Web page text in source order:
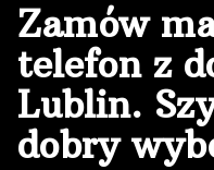
Zamów
telefon z
Lublin.
dobry